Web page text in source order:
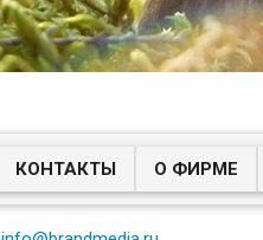
КОНТАКТЫ О ФИРМЕ